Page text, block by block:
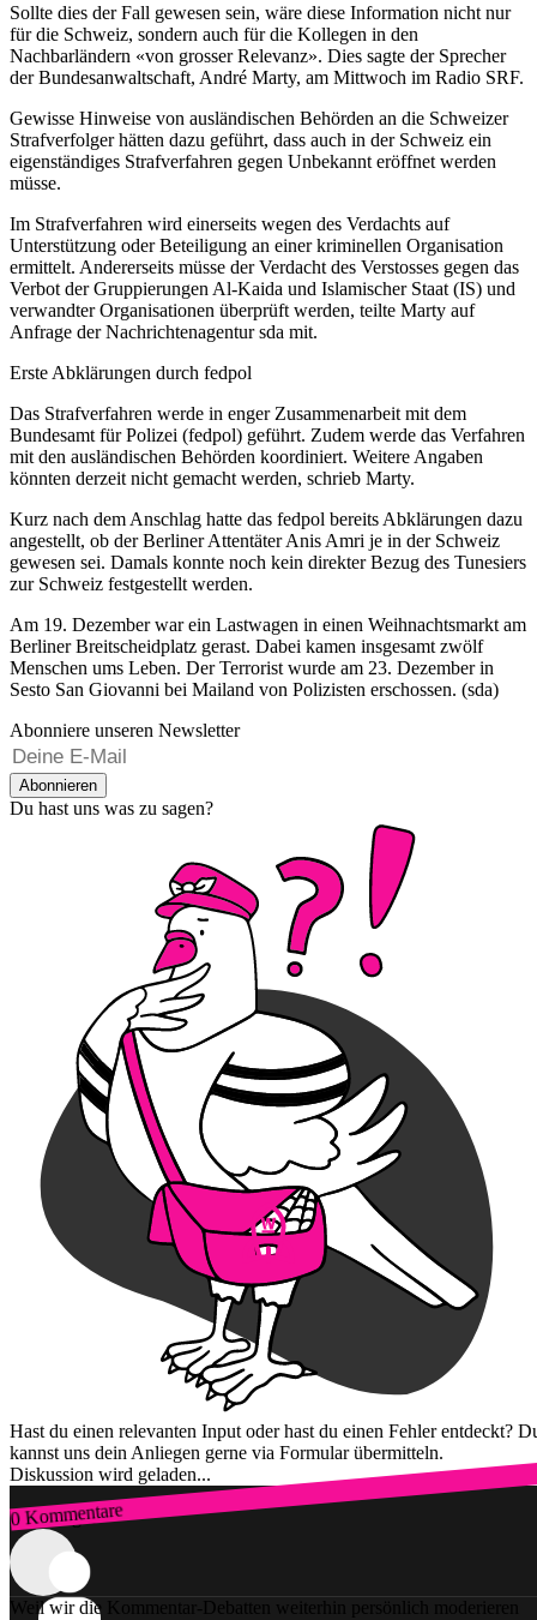
Sollte dies der Fall gewesen sein, wäre diese Information nicht nur
für die Schweiz, sondern auch für die Kollegen in den
Nachbarländern «von grosser Relevanz». Dies sagte der Sprecher
der Bundesanwaltschaft, André Marty, am Mittwoch im Radio SRF.
Gewisse Hinweise von ausländischen Behörden an die Schweizer
Strafverfolger hätten dazu geführt, dass auch in der Schweiz ein
eigenständiges Strafverfahren gegen Unbekannt eröffnet werden
müsse.
Im Strafverfahren wird einerseits wegen des Verdachts auf
Unterstützung oder Beteiligung an einer kriminellen Organisation
ermittelt. Andererseits müsse der Verdacht des Verstosses gegen das
Verbot der Gruppierungen Al-Kaida und Islamischer Staat (IS) und
verwandter Organisationen überprüft werden, teilte Marty auf
Anfrage der Nachrichtenagentur sda mit.
Erste Abklärungen durch fedpol
Das Strafverfahren werde in enger Zusammenarbeit mit dem
Bundesamt für Polizei (fedpol) geführt. Zudem werde das Verfahren
mit den ausländischen Behörden koordiniert. Weitere Angaben
könnten derzeit nicht gemacht werden, schrieb Marty.
Kurz nach dem Anschlag hatte das fedpol bereits Abklärungen dazu
angestellt, ob der Berliner Attentäter Anis Amri je in der Schweiz
gewesen sei. Damals konnte noch kein direkter Bezug des Tunesiers
zur Schweiz festgestellt werden.
Am 19. Dezember war ein Lastwagen in einen Weihnachtsmarkt am
Berliner Breitscheidplatz gerast. Dabei kamen insgesamt zwölf
Menschen ums Leben. Der Terrorist wurde am 23. Dezember in
Sesto San Giovanni bei Mailand von Polizisten erschossen. (sda)
Abonniere unseren Newsletter
Abonnieren
Du hast uns was zu sagen?
Hast du einen relevanten Input oder hast du einen Fehler entdeckt?
kannst uns dein Anliegen gerne via Formular übermitteln.
Diskussion wird geladen...
0 Kommentare
Zum Login
Weil wir die Kommentar-Debatten weiterhin persönlich moderieren